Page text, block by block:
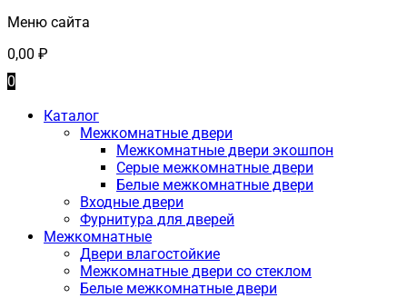
Меню сайта
0,00 ₽
0
Каталог
Межкомнатные двери
Межкомнатные двери экошпон
Серые межкомнатные двери
Белые межкомнатные двери
Входные двери
Фурнитура для дверей
Межкомнатные
Двери влагостойкие
Межкомнатные двери со стеклом
Белые межкомнатные двери